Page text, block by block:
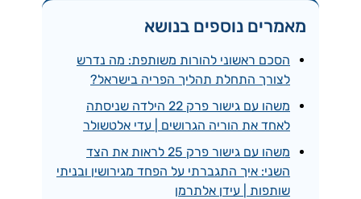
מאמרים נוספים בנושא
הסכם ראשוני להורות משותפת: מה נדרש
לצורך התחלת תהליך הפריה בישראל?
משהו עם גישור פרק 22 הילדה שניסתה
לאחד את הוריה הגרושים | עדי אלטשולר
משהו עם גישור פרק 25 לראות את הצד
השני: איך התגברתי על הפחד מגירושין ובניתי
שותפות | עידן אלתרמן